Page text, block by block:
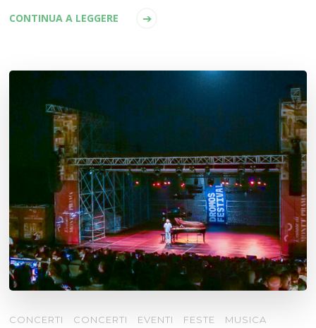
CONTINUA A LEGGERE
CONCERTI CONCERTI EVENTI FESTE
MUSICA